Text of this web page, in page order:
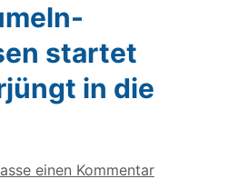
startet
in die
einen Kommentar